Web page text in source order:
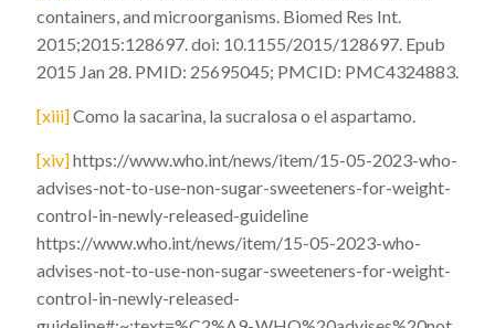
containers, and microorganisms. Biomed Res Int.
2015;2015:128697. doi: 10.1155/2015/128697. Epub
2015 Jan 28. PMID: 25695045; PMCID: PMC4324883.
[xiii]Como la sacarina, la sucralosa o el aspartamo.
[xiv]https://www.who.int/news/item/15-05-2023-who-
advises-not-to-use-non-sugar-sweeteners-for-weight-
control-in-newly-released-guideline
https://www.who.int/news/item/15-05-2023-who-
advises-not-to-use-non-sugar-sweeteners-for-weight-
control-in-newly-released-